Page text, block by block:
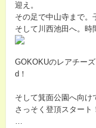
迎え。
その足で中山寺まで。
そして川西池田へ。時
GOKOKUのレアチー
d！
そして箕面公園へ向け
さっそく登頂スタート
…